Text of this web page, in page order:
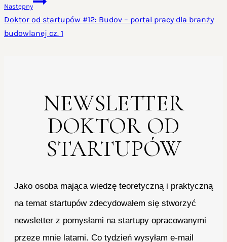
Następny
Doktor od startupów #12: Budov – portal pracy dla branży
budowlanej cz. 1
NEWSLETTER
DOKTOR OD
STARTUPÓW
Jako osoba mająca wiedzę teoretyczną i praktyczną
na temat startupów zdecydowałem się stworzyć
newsletter z pomysłami na startupy opracowanymi
przeze mnie latami. Co tydzień wysyłam e-mail